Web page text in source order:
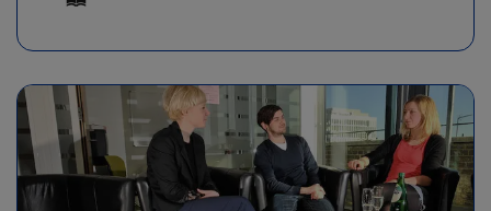
Μαθήματα αγγλικών για Business, με ελάχιστο
γλωσσικό επίπεδο B1, από 21+ ετών, με ελάχιστη